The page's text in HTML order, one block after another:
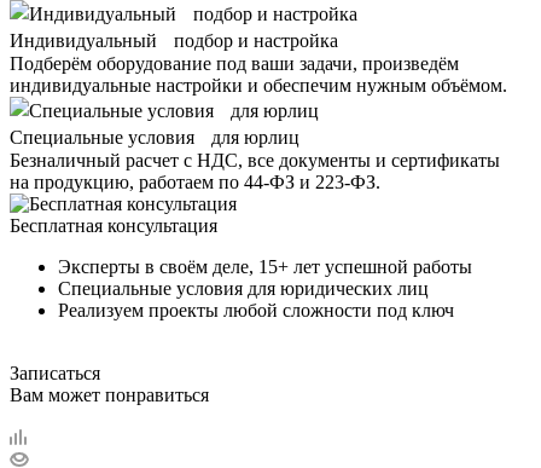
Индивидуальный подбор и настройка
Подберём оборудование под ваши задачи, произведём
индивидуальные настройки и обеспечим нужным объёмом.
Специальные условия для юрлиц
Безналичный расчет с НДС, все документы и сертификаты
на продукцию, работаем по 44-ФЗ и 223-ФЗ.
Бесплатная консультация
Эксперты в своём деле, 15+ лет успешной работы
Специальные условия для юридических лиц
Реализуем проекты любой сложности под ключ
Записаться
Вам может понравиться